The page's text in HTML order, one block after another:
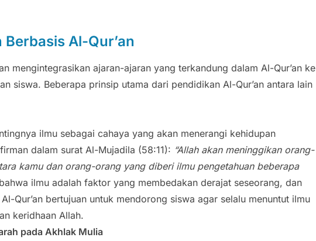
Al-Qur’an
mengintegrasikan ajaran-ajaran yang terkandung dalam Al-Qur’an ke
siswa. Beberapa prinsip utama dari pendidikan Al-Qur’an antara lain
ilmu sebagai cahaya yang akan menerangi kehidupan
dalam surat Al-Mujadila (58:11): “Allah akan meninggikan orang-
kamu dan orang-orang yang diberi ilmu pengetahuan beberapa
ilmu adalah faktor yang membedakan derajat seseorang, dan
Qur’an bertujuan untuk mendorong siswa agar selalu menuntut ilmu
keridhaan Allah.
pada Akhlak Mulia